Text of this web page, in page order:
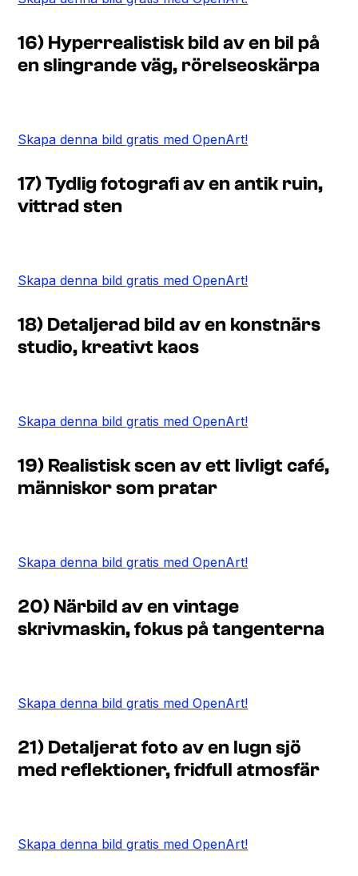
16) Hyperrealistisk bild av en bil på
en slingrande väg, rörelseoskärpa
Skapa denna bild gratis med OpenArt!
17) Tydlig fotografi av en antik ruin,
vittrad sten
Skapa denna bild gratis med OpenArt!
18) Detaljerad bild av en konstnärs
studio, kreativt kaos
Skapa denna bild gratis med OpenArt!
19) Realistisk scen av ett livligt café,
människor som pratar
Skapa denna bild gratis med OpenArt!
20) Närbild av en vintage
skrivmaskin, fokus på tangenterna
Skapa denna bild gratis med OpenArt!
21) Detaljerat foto av en lugn sjö
med reflektioner, fridfull atmosfär
Skapa denna bild gratis med OpenArt!